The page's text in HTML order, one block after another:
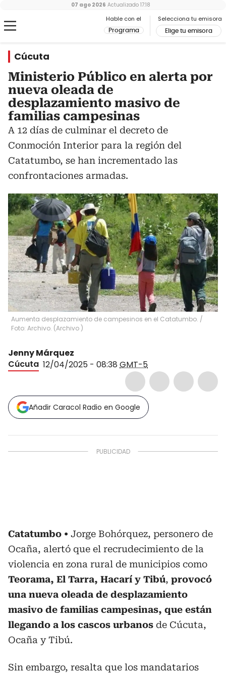
Hable con el
Programa
Selecciona tu emisora
Elige tu emisora
07 ago 2026 Actualizado 17:18
Cúcuta
Ministerio Público en alerta por
nueva oleada de
desplazamiento masivo de
familias campesinas
A 12 días de culminar el decreto de
Conmoción Interior para la región del
Catatumbo, se han incrementado las
confrontaciones armadas.
Aumenta desplazamiento de campesinos en el Catatumbo. /
Foto: Archivo. (Archivo )
Jenny Márquez
Cúcuta 12/04/2025 - 08:38 GMT-5
Añadir Caracol Radio en Google
Catatumbo
Jorge Bohórquez, personero de
Ocaña, alertó que el recrudecimiento de la
violencia en zona rural de municipios como
Teorama, El Tarra, Hacarí y Tibú, provocó
una nueva oleada de desplazamiento
masivo de familias campesinas, que están
llegando a los cascos urbanos de Cúcuta,
Ocaña y Tibú.
Sin embargo, resalta que los mandatarios